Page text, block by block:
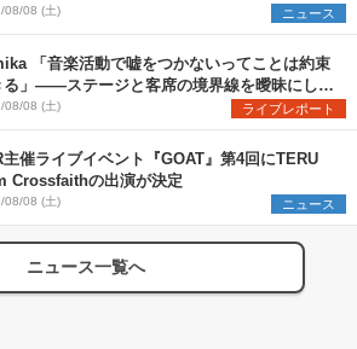
08/08 (土) ニュース
「音楽活動で嘘をつかないってことは約束
る」――ステージと客席の境界線を曖昧にし
ツアーファイナル武道館公演レポート
08/08 (土) ライブレポート
主催ライブイベント『GOAT』第4回にTERU
Crossfaithの出演が決定
08/08 (土) ニュース
ニュース一覧へ